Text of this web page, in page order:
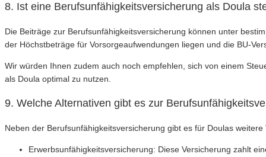
8. Ist eine Berufsunfähigkeitsversicherung als Doula
Die Beiträge zur Berufsunfähigkeitsversicherung können unter
der Höchstbeträge für Vorsorgeaufwendungen liegen und die BU-
Wir würden Ihnen zudem auch noch empfehlen, sich von einem
als Doula optimal zu nutzen.
9. Welche Alternativen gibt es zur
Neben der Berufsunfähigkeitsversicherung gibt es für Doulas
Erwerbsunfähigkeitsversicherung: Diese Versicherung zahlt